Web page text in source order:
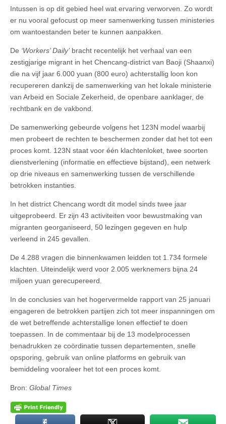
Intussen is op dit gebied heel wat ervaring verworven. Zo wordt
er nu vooral gefocust op meer samenwerking tussen ministeries
om wantoestanden beter te kunnen aanpakken.
De ‘Workers’ Daily’bracht recentelijk het verhaal van een
zestigjarige migrant in het Chencang-district van Baoji (Shaanxi)
die na vijf jaar 6.000 yuan (800 euro) achterstallig loon kon
recupereren dankzij de samenwerking van het lokale ministerie
van Arbeid en Sociale Zekerheid, de openbare aanklager, de
rechtbank en de vakbond.
De samenwerking gebeurde volgens het 123N model waarbij
men probeert de rechten te beschermen zonder dat het tot een
proces komt. 123N staat voor één klachtenloket, twee soorten
dienstverlening (informatie en effectieve bijstand), een netwerk
op drie niveaus en samenwerking tussen de verschillende
betrokken instanties.
In het district Chencang wordt dit model sinds twee jaar
uitgeprobeerd. Er zijn 43 activiteiten voor bewustmaking van
migranten georganiseerd, 50 lezingen gegeven en hulp
verleend in 245 gevallen.
De 4.288 vragen die binnenkwamen leidden tot 1.734 formele
klachten. Uiteindelijk werd voor 2.005 werknemers bijna 24
miljoen yuan gerecupereerd.
In de conclusies van het hogervermelde rapport van 25 januari
engageren de betrokken partijen zich tot meer inspanningen om
de wet betreffende achterstallige lonen effectief te doen
toepassen. In de commentaar bij de 13 modelprocessen
benadrukken ze coördinatie tussen departementen, snelle
opsporing, gebruik van online platforms en gebruik van
bemiddeling vooraleer het tot een proces komt.
Bron: Global Times